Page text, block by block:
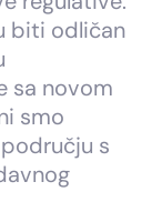
biti odličan
sa novom
smo
s